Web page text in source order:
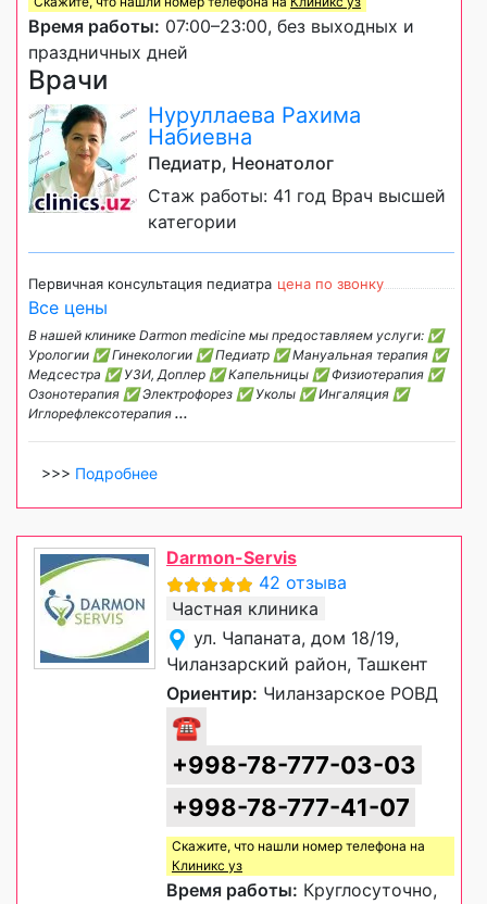
Время работы: 07:00–23:00, без выходных и
праздничных дней
Врачи
Нуруллаева Рахима
Набиевна
Педиатр, Неонатолог
Стаж работы: 41 год Врач высшей
категории
Первичная консультация педиатра цена по звонку
Все цены
В нашей клинике Darmon medicine мы предоставляем услуги: ✅
Урологии ✅ Гинекологии ✅ Педиатр ✅ Мануальная терапия ✅
Медсестра ✅ УЗИ, Доплер ✅ Капельницы ✅ Физиотерапия ✅
Озонотерапия ✅ Электрофорез ✅ Уколы ✅ Ингаляция ✅
Иглорефлексотерапия ...
>>> Подробнее
Darmon-Servis
42 отзыва
Частная клиника
ул. Чапаната, дом 18/19,
Чиланзарский район, Ташкент
Ориентир: Чиланзарское РОВД
☎
+998-78-777-03-03
+998-78-777-41-07
Скажите, что нашли номер телефона на
Клиникс уз
Время работы: Круглосуточно,